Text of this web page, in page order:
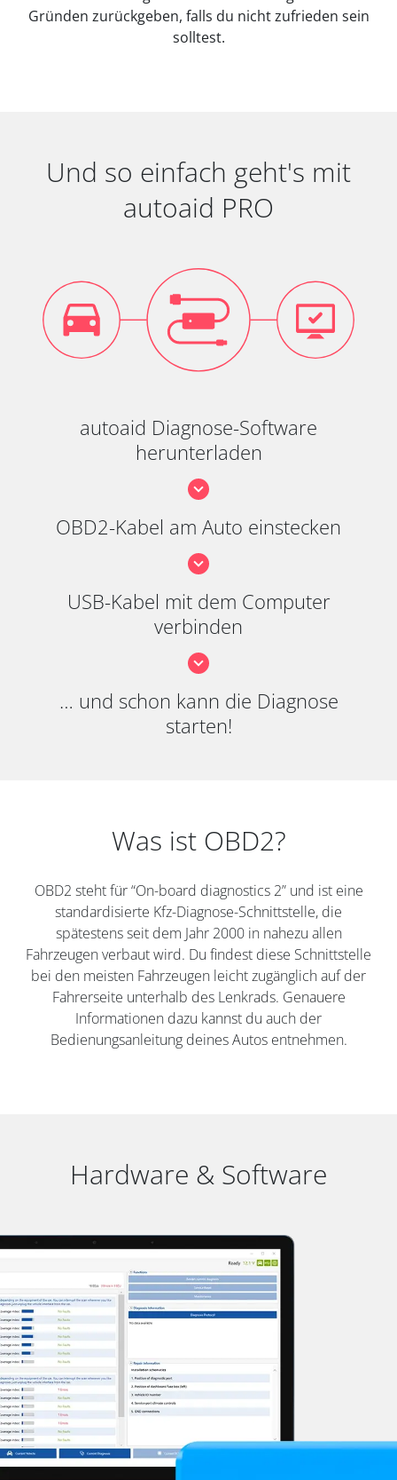
Gründen zurückgeben, falls du nicht zufrieden sein
solltest.
Und so einfach geht's mit
autoaid PRO
autoaid Diagnose-Software
herunterladen
OBD2-Kabel am Auto einstecken
USB-Kabel mit dem Computer
verbinden
… und schon kann die Diagnose
starten!
Was ist OBD2?
OBD2 steht für “On-board diagnostics 2” und ist eine
standardisierte Kfz-Diagnose-Schnittstelle, die
spätestens seit dem Jahr 2000 in nahezu allen
Fahrzeugen verbaut wird. Du findest diese Schnittstelle
bei den meisten Fahrzeugen leicht zugänglich auf der
Fahrerseite unterhalb des Lenkrads. Genauere
Informationen dazu kannst du auch der
Bedienungsanleitung deines Autos entnehmen.
Hardware & Software